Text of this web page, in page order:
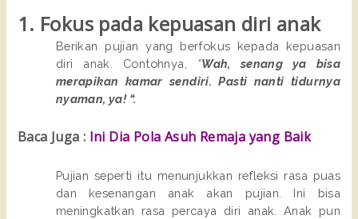
1. Fokus pada kepuasan diri anak
Berikan pujian yang berfokus kepada kepuasan
diri anak. Contohnya, “Wah, senang ya bisa
merapikan kamar sendiri. Pasti nanti tidurnya
nyaman, ya! “.
Baca Juga : Ini Dia Pola Asuh Remaja yang Baik
Pujian seperti itu menunjukkan refleksi rasa puas
dan kesenangan anak akan pujian. Ini bisa
meningkatkan rasa percaya diri anak. Anak pun